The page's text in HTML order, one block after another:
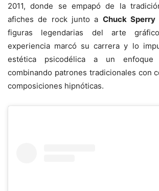
2011, donde se empapó de la
afiches de rock junto a Chuck Sperry
figuras legendarias del arte
experiencia marcó su carrera y lo
estética psicodélica a un enfoque
combinando patrones tradicionales con
composiciones hipnóticas.